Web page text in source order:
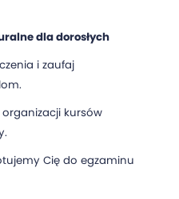
dla dorosłych
i zaufaj
kursów
Cię do egzaminu